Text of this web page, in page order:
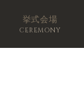
挙式会場
CEREMONY